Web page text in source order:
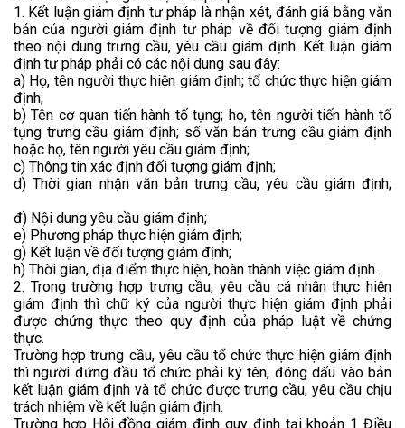
1. Kết luận giám định tư pháp là nhận xét, đánh giá bằng văn
bản của người giám định tư pháp về đối tượng giám định
theo nội dung trưng cầu, yêu cầu giám định. Kết luận giám
định tư pháp phải có các nội dung sau đây:
a) Họ, tên người thực hiện giám định; tổ chức thực hiện giám
định;
b) Tên cơ quan tiến hành tố tụng; họ, tên người tiến hành tố
tụng trưng cầu giám định; số văn bản trưng cầu giám định
hoặc họ, tên người yêu cầu giám định;
c) Thông tin xác định đối tượng giám định;
d) Thời gian nhận văn bản trưng cầu, yêu cầu giám định;
đ) Nội dung yêu cầu giám định;
e) Phương pháp thực hiện giám định;
g) Kết luận về đối tượng giám định;
h) Thời gian, địa điểm thực hiện, hoàn thành việc giám định.
2. Trong trường hợp trưng cầu, yêu cầu cá nhân thực hiện
giám định thì chữ ký của người thực hiện giám định phải
được chứng thực theo quy định của pháp luật về chứng
thực.
Trường hợp trưng cầu, yêu cầu tổ chức thực hiện giám định
thì người đứng đầu tổ chức phải ký tên, đóng dấu vào bản
kết luận giám định và tổ chức được trưng cầu, yêu cầu chịu
trách nhiệm về kết luận giám định.
Trường hợp Hội đồng giám định quy định tại khoản 1 Điều